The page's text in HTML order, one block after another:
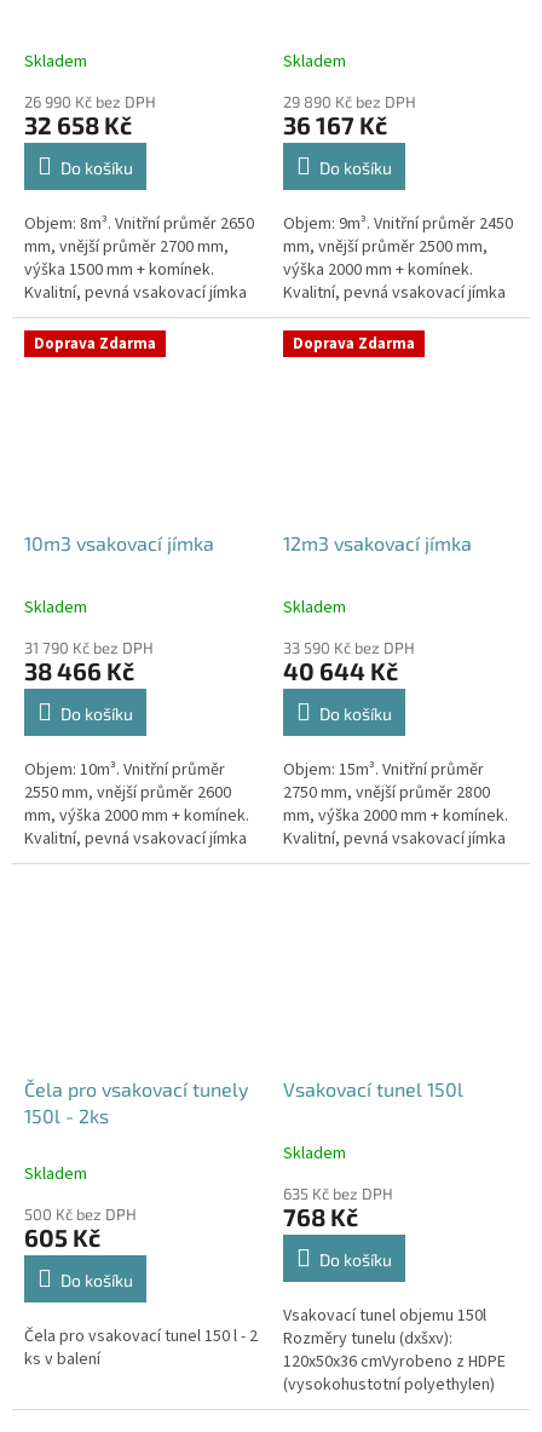
Skladem
26 990 Kč bez DPH
32 658 Kč
Do košíku
Objem: 8m³. Vnitřní průměr 2650
mm, vnější průměr 2700 mm,
výška 1500 mm + komínek.
Kvalitní, pevná vsakovací jímka
(nádrž) bez potřeby
obetonování Průměr přítoku a
odtoku +...
Skladem
29 890 Kč bez DPH
36 167 Kč
Do košíku
Objem: 9m³. Vnitřní průměr 2450
mm, vnější průměr 2500 mm,
výška 2000 mm + komínek.
Kvalitní, pevná vsakovací jímka
(nádrž) bez potřeby
obetonování Průměr přítoku a
odtoku +...
Doprava Zdarma
10m3 vsakovací jímka
Průměrné
produktu
je
5,0
hvězdiček.
Skladem
31 790 Kč bez DPH
38 466 Kč
Do košíku
Objem: 10m³. Vnitřní průměr
2550 mm, vnější průměr 2600
mm, výška 2000 mm + komínek.
Kvalitní, pevná vsakovací jímka
(nádrž) bez potřeby
Doprava Zdarma
12m3 vsakovací jímka
Průměrné
produktu
je
5,0
hvězdiček.
Skladem
33 590 Kč bez DPH
40 644 Kč
Do košíku
Objem: 15m³. Vnitřní průměr
2750 mm, vnější průměr 2800
mm, výška 2000 mm + komínek.
Kvalitní, pevná vsakovací jímka
(nádrž) bez potřeby
Čela pro vsakovací tunely
150l - 2ks
Skladem
500 Kč bez DPH
605 Kč
Do košíku
Čela pro vsakovací tunel 150 l - 2
ks v balení
Vsakovací tunel 150l
Průměrné
produktu
je
4,6
hvězdiček.
Skladem
635 Kč bez DPH
768 Kč
Do košíku
Vsakovací tunel objemu 150l
Rozměry tunelu (dxšxv):
120x50x36 cmVyrobeno z HDPE
(vysokohustotní polyethylen)
Nosnost bloků až 3,5t - možno